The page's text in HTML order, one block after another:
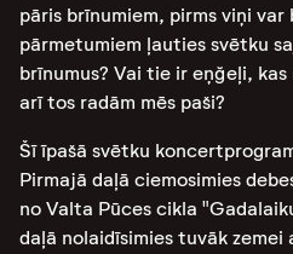
pāris brīnumiem, pirms viņi var
pārmetumiem ļauties svētku
brīnumus? Vai tie ir eņğeļi, kas
arī tos radām mēs paši?
Šī īpašā svētku
Pirmajā daļā ciemosimies
no Valta Pūces cikla
daļā nolaidīsimies tuvāk